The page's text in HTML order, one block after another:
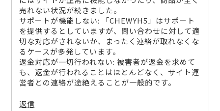
売れない状況が続きました。
サポートが機能しない: 「CHEWYH5」はサポート
を提供するとしていますが、問い合わせに対して適
切な対応がされないか、まったく連絡が取れなくな
るケースが多発しています。
返金対応が一切行われない: 被害者が返金を求めて
も、返金が行われることはほとんどなく、サイト運
営者との連絡が途絶えることが一般的です。
返信